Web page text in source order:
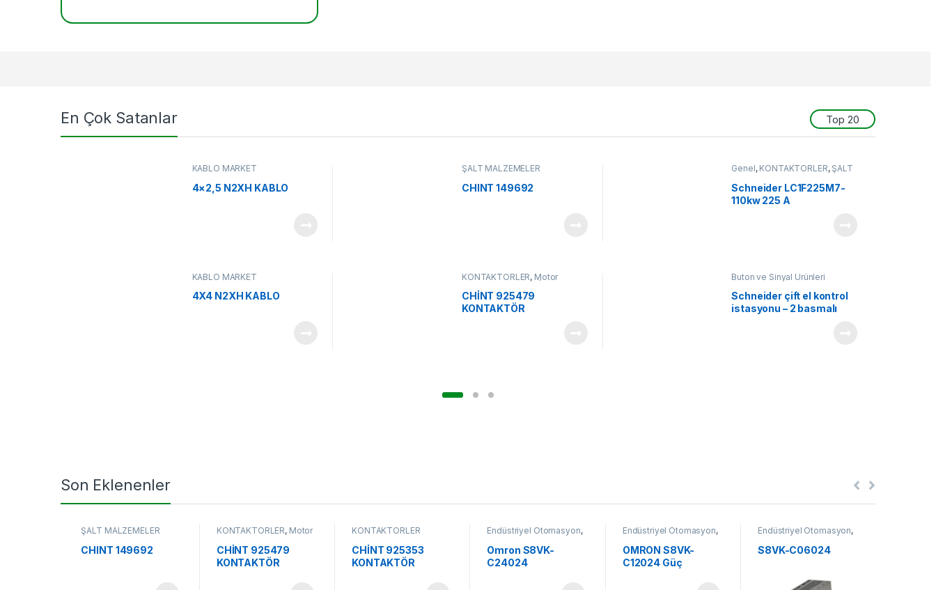
En Çok Satanlar Top 20
KABLO MARKET
4×2,5 N2XH KABLO
ŞALT MALZEMELER
CHINT 149692
Genel, KONTAKTÖRLER, ŞALT
Schneider LC1F225M7-
110kw 225 A
KABLO MARKET
4X4 N2XH KABLO
KONTAKTÖRLER, Motor
Koruma ve Kontrol Ürünleri
CHİNT 925479
KONTAKTÖR
Buton ve Sinyal Ürünleri
Schneider çift el kontrol
istasyonu – 2 basmalı
Son Eklenenler
ŞALT MALZEMELER
CHINT 149692
KONTAKTÖRLER, Motor
Ürünleri
CHİNT 925479
KONTAKTÖR
KONTAKTÖRLER
CHİNT 925353
KONTAKTÖR
Endüstriyel Otomasyon,
Kontrol Komponentleri
Omron S8VK-
C24024
Endüstriyel Otomasyon,
Kontrol Komponentleri
OMRON S8VK-
C12024 Güç
Endüstriyel Otomasyon,
Kontrol Komponentleri
S8VK-C06024